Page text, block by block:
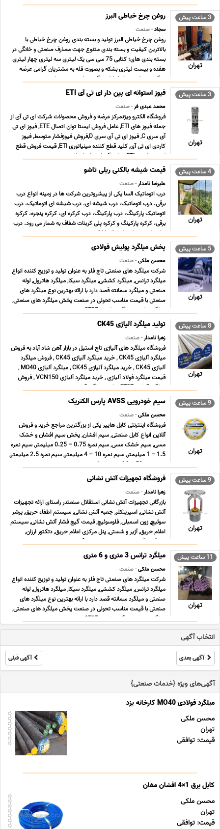
قیمت سانترال, خرید سا ... ...
3 ساعت پیش
تهران
روغن چرخ خیاطی البرز
سجاد- صنعت
روغن چرخ خیاطی البرز تولید و بسته بندی روغن چرخ خیاطی با
بالاترین کیفیت و بسته بندی متنوع جهت مصارف صنعتی و خانگی در
بسته بندی های؛ کتابی 75 سی سی یک لیتری سه لیتری چهار لیتری
هفده و بیست لیتری بشکه و بصورت فله به مشتریان گرامی عرضه
میگردد. روغن چرخ خیاطی چگونه تولید می شود اهمیت ... ...
3 ساعت پیش
تهران
فیوز استوانه ای پین دار ای تی آی ETI
محمد عبدی فر- صنعت
فروشگاه الکترو ویژنمرکز عرضه و فروش محصولات شرکت ای تی آی از
جمله فیوز های ETI, عامل فروش ایستا توان اتصال ETE, فیوز ای تی
آی سری C, فیوز ای تی آی سری D,فروش فیوزفشار متوسط, فیوز
کاردی ای تی آی, کلید قطع کننده مینیاتوری ETI, قیمت فروش قطع
کننده ترکیبی ETI, نمایندگی ایستا توان اتص ... ...
4 ساعت پیش
تهران
قیمت شیشه بالکنی ریلی تاشو
علیرضا نامدار- صنعت
درب اتوماتیک السا یکی از پیشروترین شرکت ها در زمینه انواع درب
برقی، درب اتوماتیک، درب شیشه ای، درب شیشه ای اتوماتیک، درب
اتوماتیک پارکینگ، درب پارکینگ، درب کرکره ای، کرکره پنجره، کرکره
برقی، کرکره پارکینگ و کرکره پلی کربنات شفاف به شمار می رود. درب
هایی که توسط شرکت السا ارائه می ... ...
5 ساعت پیش
تهران
پخش میلگرد پولیش فولادی
محسن ملکی- صنعت
شرکت میلگرد های صنعتی تاج فلز به عنوان تولید و توزیع کننده انواع
میلگرد ترانس, میلگرد کششی, میلگرد سیکا, میلگرد هاترول, لوله
صنعتی و میلگرد سمانته قصد دارد با ارائه بهترین نوع میلگرد های
صنعتی با قیمت مناسب تحولی در صنعت پخش میلگرد های صنعتی,
میلگرد ترانس, میلگرد ترانسی ST37 , می ... ...
8 ساعت پیش
تهران
تولید میلگرد آلیاژی CK45
زهرا نامدار- صنعت
فروشگاه میلگرد های آلیاژی تاج استیل در بازار آهن شاد آباد به فروش
میلگرد آلیاژی CK45 , خرید میلگرد آلیاژی CK45 , فروش میلگرد
آلیاژی CK45 , خرید میلگرد آلیاژی CK45 , میلگرد آلیاژی MO40 ,
قیمت میلگرد فولاد آلیاژی , خرید میلگرد آلیاژی VCN150 , فروش
میلگرد آلیاژی ST37 , خرید میلگرد آ ... ...
9 ساعت پیش
تهران
سیم خودرویی AVSS پارس الکتریک
محسن ملکی- صنعت
فروشگاه اینترنتی کابل هایپر یکی از بزرگترین مراجع خرید و فروش
آنلاین انواع کابل صنعتی, سیم افشان, پخش سیم افشان و خشک
مسی, سیم خشک مسی, سیم نمره 0.75 – 0.25 میلیمتر, سیم نمره
1.5 – 1 میلیمتر, سیم نمره 10 – 4 میلیمتر, سیم نمره 2.5 میلیمتر,
سیم نمره 50 – 16 میلیمتر افشان و خشک زمین ... ...
9 ساعت پیش
تهران
فروشگاه تجهیزات آتش نشانی
زهرا نامدار- صنعت
بازرگانی تجهیزات آتش نشانی استقلال صنعتدر راستای ارائه تجهیزات
آتش نشانی, اسپرینکلر, جعبه آتش نشانی, سیستم اطفاء حریق, پرشر
سوئیچ, زون اسمبلی, فلوسوئیچ, قیمت گیج فشار آتش نشانی, سیستم
اعلام حریق, آژیر و شستی, پنل مرکزی اعلام حریق, دتکتور ارزان,
شیرآلات آتش نشانی, شیر پروانه ای گی ... ...
11 ساعت پیش
تهران
میلگرد ترانس 3 متری و 6 متری
محسن ملکی- صنعت
شرکت میلگرد های صنعتی تاج فلز به عنوان تولید و توزیع کننده انواع
میلگرد ترانس, میلگرد کششی, میلگرد سیکا, میلگرد هاترول, لوله
صنعتی و میلگرد سمانته قصد دارد با ارائه بهترین نوع میلگرد های
صنعتی با قیمت مناسب تحولی در صنعت پخش میلگرد های صنعتی,
میلگرد ترانس, میلگرد ترانسی ST37 , می ... ...
انتخاب آگهی
آگهی بعدی آگهی قبلی
آگهی‌های ویژه {خدمات صنعتی}
میلگرد فولادی MO40 کارخانه یزد
محسن ملکی
تهران
قیمت: توافقی
کابل برق 1×4 افشان مغان
محسن ملکی
تهران
قیمت: توافقی